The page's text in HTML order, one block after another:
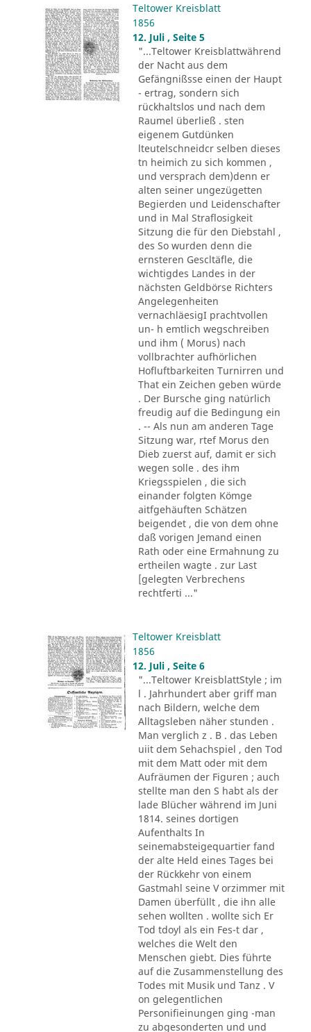
Teltower Kreisblatt
1856
12. Juli , Seite 5
"...Teltower Kreisblattwährend
der Nacht aus dem
Gefängnißsse einen der Haupt
- ertrag, sondern sich
rückhaltslos und nach dem
Raumel überließ . sten
eigenem Gutdünken
lteutelschneidcr selben dieses
tn heimich zu sich kommen ,
und versprach dem)denn er
alten seiner ungezügetten
Begierden und Leidenschafter
und in Mal Straflosigkeit
Sitzung die für den Diebstahl ,
des So wurden denn die
ernsteren Gescltäfle, die
wichtigdes Landes in der
nächsten Geldbörse Richters
Angelegenheiten
vernachläesigI prachtvollen
un- h emtlich wegschreiben
und ihm ( Morus) nach
vollbrachter aufhörlichen
Hofluftbarkeiten Turnirren und
That ein Zeichen geben würde
. Der Bursche ging natürlich
freudig auf die Bedingung ein
. -- Als nun am anderen Tage
Sitzung war, rtef Morus den
Dieb zuerst auf, damit er sich
wegen solle . des ihm
Kriegsspielen , die sich
einander folgten Kömge
aitfgehäuften Schätzen
beigendet , die von dem ohne
daß vorigen Jemand einen
Rath oder eine Ermahnung zu
ertheilen wagte . zur Last
[gelegten Verbrechens
rechtferti ..."
Teltower Kreisblatt
1856
12. Juli , Seite 6
"...Teltower KreisblattStyle ; im
l . Jahrhundert aber griff man
nach Bildern, welche dem
Alltagsleben näher stunden .
Man verglich z . B . das Leben
uiit dem Sehachspiel , den Tod
mit dem Matt oder mit dem
Aufräumen der Figuren ; auch
stellte man den S habt als der
lade Blücher während im Juni
1814. seines dortigen
Aufenthalts In
seinemabsteigequartier fand
der alte Held eines Tages bei
der Rückkehr von einem
Gastmahl seine V orzimmer mit
Damen überfüllt , die ihn alle
sehen wollten . wollte sich Er
Tod tdoyl als ein Fes-t dar ,
welches die Welt den
Menschen giebt. Dies führte
auf die Zusammenstellung des
Todes mit Musik und Tanz . V
on gelegentlichen
Personifieinungen ging -man
zu abgesonderten und und